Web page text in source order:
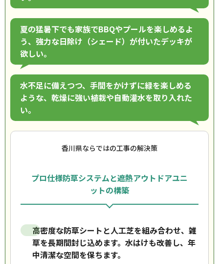
夏の猛暑下でも家族でBBQやプールを楽しめるよ
う、強力な日除け（シェード）が付いたデッキが
欲しい。
水不足に備えつつ、手間をかけずに緑を楽しめる
ような、乾燥に強い植栽や自動灌水を取り入れた
い。
香川県ならではの工事の解決策
プロ仕様防草システムと遮熱アウトドアユニ
ットの構築
高密度な防草シートと人工芝を組み合わせ、雑
草を長期間封じ込めます。水はけも改善し、年
中清潔な空間を保ちます。